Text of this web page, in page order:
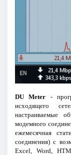
DU Meter -
исходящего
настраиваемые
модемного
ежемесячная
соединения) с
Excel, Word,